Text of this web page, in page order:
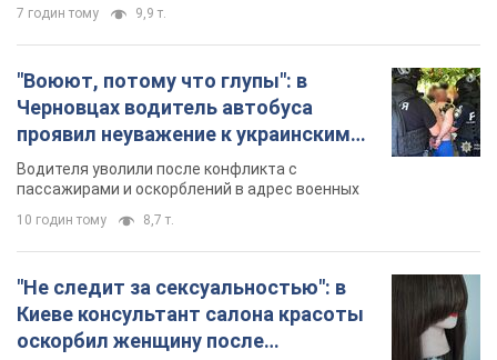
"Не следит за сексуальностью": в
Киеве консультант салона красоты
оскорбил женщину после
химиотерапии, разгорелся скандал.
Фото
женщины, заявив, что у нее "мужская стрижка"